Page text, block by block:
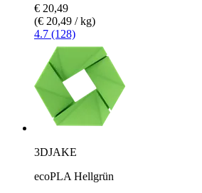
€ 20,49
(€ 20,49 / kg)
4.7 (128)
3DJAKE
ecoPLA Hellgrün